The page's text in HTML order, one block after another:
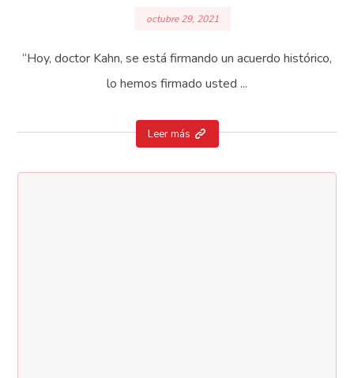
octubre 29, 2021
“Hoy, doctor Kahn, se está firmando un acuerdo histórico,
lo hemos firmado usted ...
Leer más